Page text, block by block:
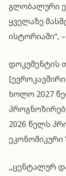
გლობალური
ყველაზე
ისტორიაში“,
დოკუმენტის
ხოლო 2027
2026 წელს
,,ცენტალურ